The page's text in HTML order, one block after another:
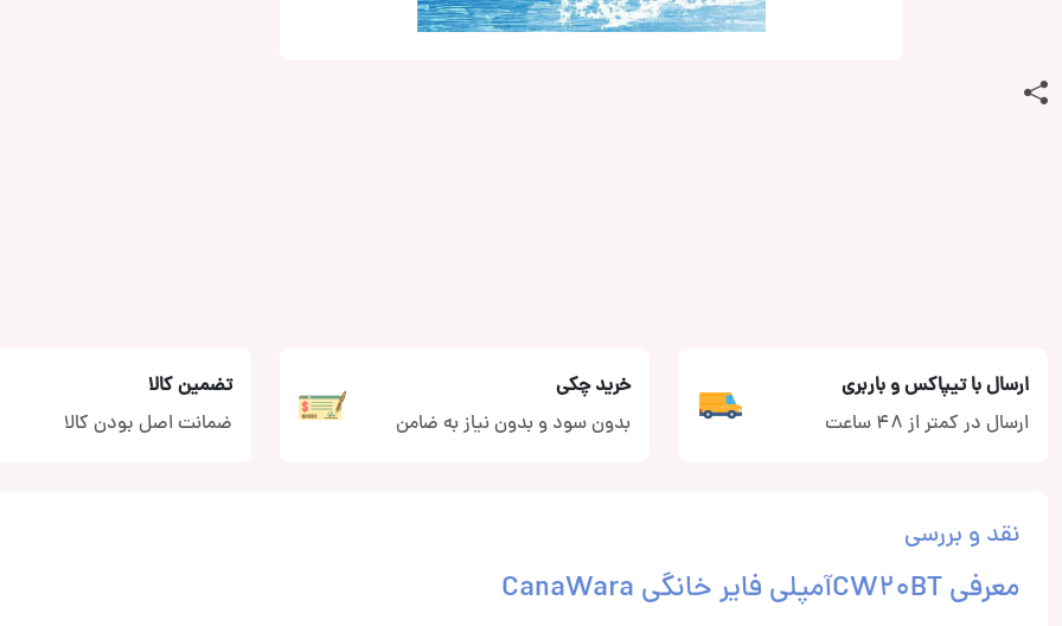
ارسال با تیپاکس و باربری
ارسال در کمتر از 48 ساعت
خرید چکی
بدون سود و بدون نیاز به ضامن
تضمین کالا
ضمانت اصل بودن کالا
نقد و بررسی
معرفی CW20BTآمپلی فایر خانگی CanaWara